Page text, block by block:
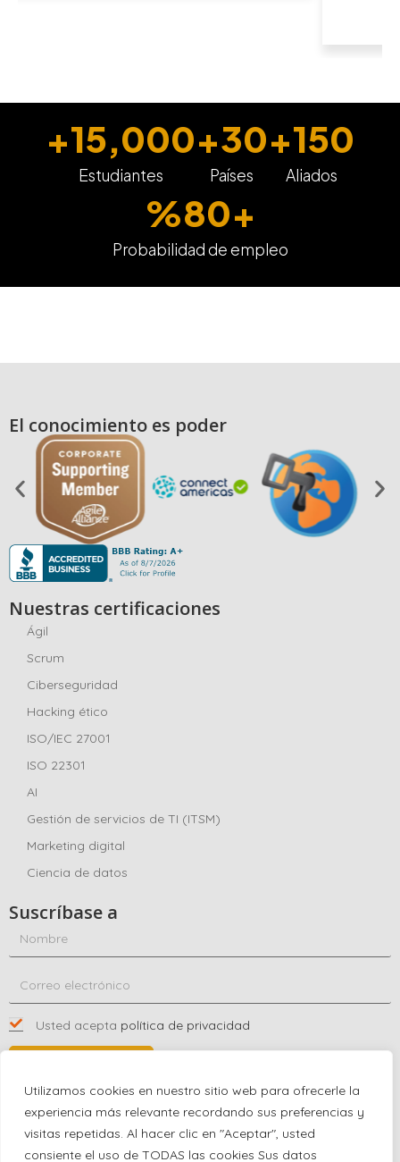
Utilizamos cookies en nuestro sitio web para ofrecerle la
experiencia más relevante recordando sus preferencias y
visitas repetidas. Al hacer clic en "Aceptar", usted
consiente el uso de TODAS las cookies Sus datos
Estudiantes
+15,000
Países
+30
Aliados
+150
Probabilidad de empleo
%80+
El conocimiento es poder
Nuestras certificaciones
Ágil
Scrum
Ciberseguridad
Hacking ético
ISO/IEC 27001
ISO 22301
AI
Gestión de servicios de TI (ITSM)
Marketing digital
Ciencia de datos
Suscríbase a
Usted acepta política de privacidad
Póngase en contacto con nosotros
+1 (863) 591-0316